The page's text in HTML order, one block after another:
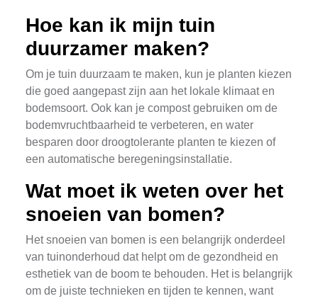
Hoe kan ik mijn tuin
duurzamer maken?
Om je tuin duurzaam te maken, kun je planten kiezen
die goed aangepast zijn aan het lokale klimaat en
bodemsoort. Ook kan je compost gebruiken om de
bodemvruchtbaarheid te verbeteren, en water
besparen door droogtolerante planten te kiezen of
een automatische beregeningsinstallatie.
Wat moet ik weten over het
snoeien van bomen?
Het snoeien van bomen is een belangrijk onderdeel
van tuinonderhoud dat helpt om de gezondheid en
esthetiek van de boom te behouden. Het is belangrijk
om de juiste technieken en tijden te kennen, want